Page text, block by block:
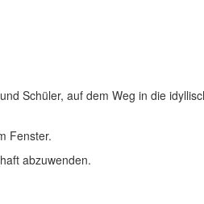
Schüler, auf dem Weg in die
Fenster.
abzuwenden.